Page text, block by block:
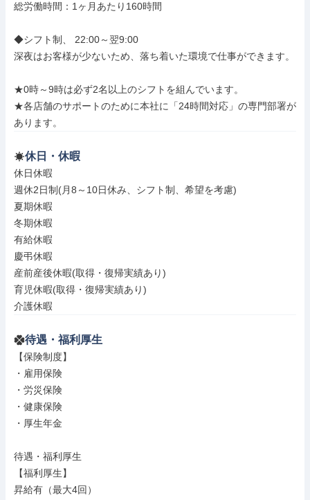
総労働時間：1ヶ月あたり160時間
◆シフト制、 22:00～翌9:00
深夜はお客様が少ないため、落ち着いた環境で仕事ができます。
★0時～9時は必ず2名以上のシフトを組んでいます。
★各店舗のサポートのために本社に「24時間対応」の専門部署が
あります。
休日・休暇
休日休暇
週休2日制(月8～10日休み、シフト制、希望を考慮)
夏期休暇
冬期休暇
有給休暇
慶弔休暇
産前産後休暇(取得・復帰実績あり)
育児休暇(取得・復帰実績あり)
介護休暇
待遇・福利厚生
【保険制度】
・雇用保険
・労災保険
・健康保険
・厚生年金
待遇・福利厚生
【福利厚生】
昇給有（最大4回）